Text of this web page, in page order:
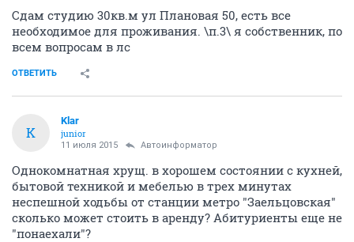
Сдам студию 30кв.м ул Плановая 50, есть все
необходимое для проживания. \п.3\ я собственник, по
всем вопросам в лс
ОТВЕТИТЬ
K
Klar
junior
11 июля 2015 Автоинформатор
Однокомнатная хрущ. в хорошем состоянии с кухней,
бытовой техникой и мебелью в трех минутах
неспешной ходьбы от станции метро "Заельцовская"
сколько может стоить в аренду? Абитуриенты еще не
"понаехали"?